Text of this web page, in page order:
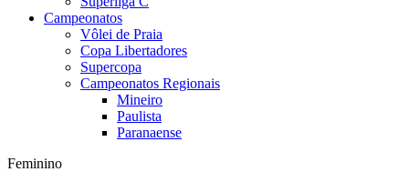
Campeonatos
Vôlei de Praia
Copa Libertadores
Supercopa
Campeonatos Regionais
Mineiro
Paulista
Paranaense
Feminino